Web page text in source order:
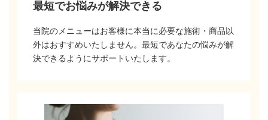
最短でお悩みが解決できる
当院のメニューはお客様に本当に必要な施術・商品以
外はおすすめいたしません。最短であなたの悩みが解
決できるようにサポートいたします。